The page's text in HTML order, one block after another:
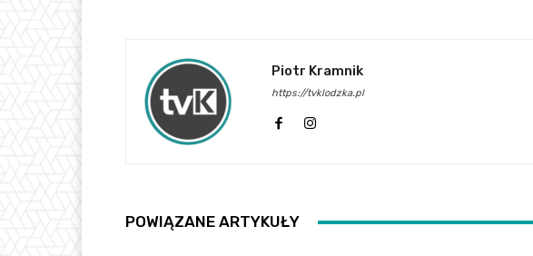
Piotr Kramnik
https://tvklodzka.pl
POWIĄZANE ARTYKUŁY